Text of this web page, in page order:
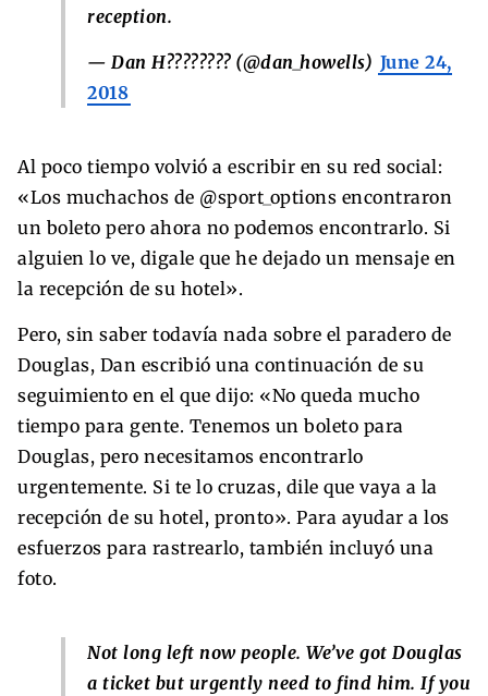
reception.
— Dan H???????? (@dan_howells) June 24,
2018
Al poco tiempo volvió a escribir en su red social:
«Los muchachos de @sport_options encontraron
un boleto pero ahora no podemos encontrarlo. Si
alguien lo ve, digale que he dejado un mensaje en
la recepción de su hotel».
Pero, sin saber todavía nada sobre el paradero de
Douglas, Dan escribió una continuación de su
seguimiento en el que dijo: «No queda mucho
tiempo para gente. Tenemos un boleto para
Douglas, pero necesitamos encontrarlo
urgentemente. Si te lo cruzas, dile que vaya a la
recepción de su hotel, pronto». Para ayudar a los
esfuerzos para rastrearlo, también incluyó una
foto.
Not long left now people. We’ve got Douglas
a ticket but urgently need to find him. If you